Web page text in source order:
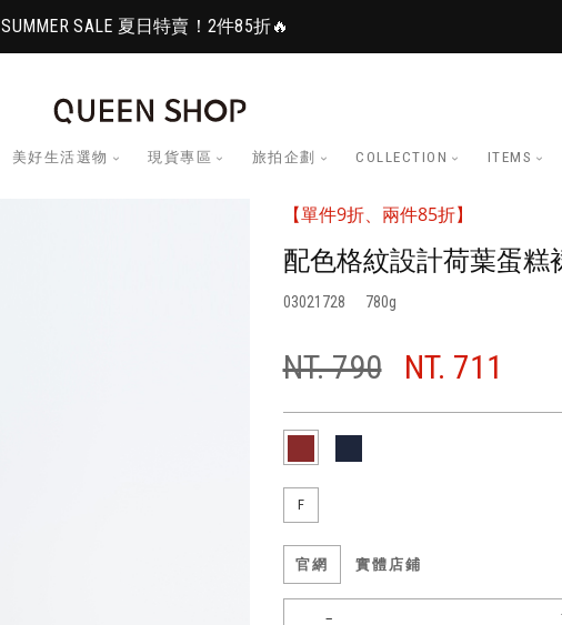
SUMMER SALE 夏日特賣！2件85折🔥
美好生活選物 現貨專區 旅拍企劃 COLLECTION ITEMS
【單件9折、兩件85折】
配色格紋設計荷葉蛋糕
03021728 780
NT. 790 NT. 711
F
官網 實體店鋪